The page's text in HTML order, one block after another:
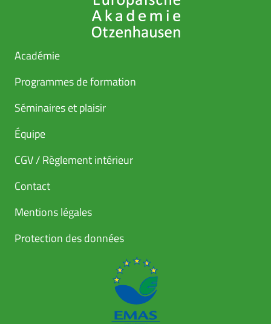
Académie
Programmes de formation
Séminaires et plaisir
Équipe
CGV / Règlement intérieur
Contact
Mentions légales
Protection des données